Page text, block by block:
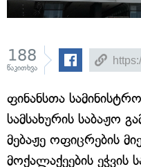
188
წაკითხვა
ფინანსთა
სამსახურის საბაჟო
მებაჟე ოფიცრების
მოქალაქეების